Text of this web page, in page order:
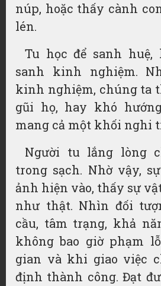
núp, hoặc thấy cành
lén.
Tu học để sanh huệ,
sanh kinh nghiệm.
kinh nghiệm, chúng ta
gũi họ, hay khó
mang cả một khối nghi
Người tu lắng lòng
trong sạch. Nhờ vậy,
ảnh hiện vào, thấy sự
như thật. Nhìn đối
cầu, tâm trạng, khả
không bao giờ phạm
gian và khi giao việc
định thành công. Đạt